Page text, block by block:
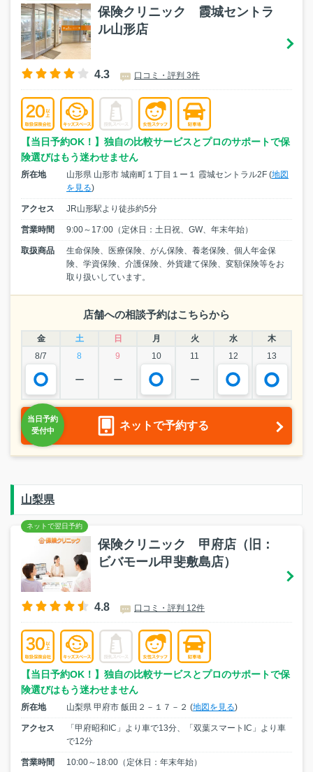
保険クリニック 霞城セントラ
ル山形店
4.3 口コミ・評判 3件
【当日予約OK！】独自の比較サービスとプロのサポートで保
険選びはもう迷わせません
所在地 山形県 山形市 城南町１丁目１ー１ 霞城セントラル2F (地図
を見る)
アクセス JR山形駅より徒歩約5分
営業時間 9:00～17:00（定休日：土日祝、GW、年末年始）
取扱商品
生命保険、医療保険、がん保険、養老保険、個人年金保
険、学資保険、介護保険、外貨建て保険、変額保険等をお
取り扱いしています。
店舗への相談予約はこちらから
金 土 日 月 火 水
木
8/7
8 9 10 11 12 13
ー ー ー
ネットで予約する
山梨県
保険クリニック 甲府店（旧：
ビバモール甲斐敷島店）
4.8 口コミ・評判 12件
【当日予約OK！】独自の比較サービスとプロのサポートで保
険選びはもう迷わせません
所在地 山梨県 甲府市 飯田２－１７－２ (地図を見る)
アクセス
「甲府昭和IC」より車で13分、「双葉スマートIC」より車
で12分
営業時間 10:00～18:00（定休日：年末年始）